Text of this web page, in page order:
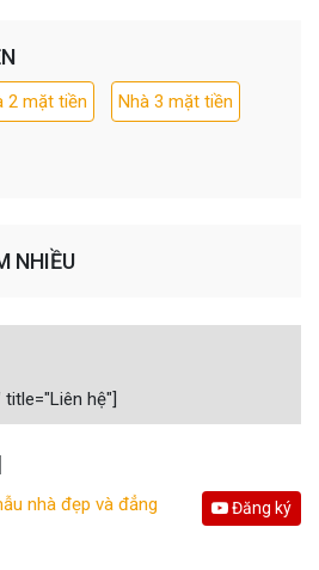
2 mặt tiền Nhà 3 mặt tiền
NHIỀU
hệ"]
nhà đẹp và đẳng
Đăng ký